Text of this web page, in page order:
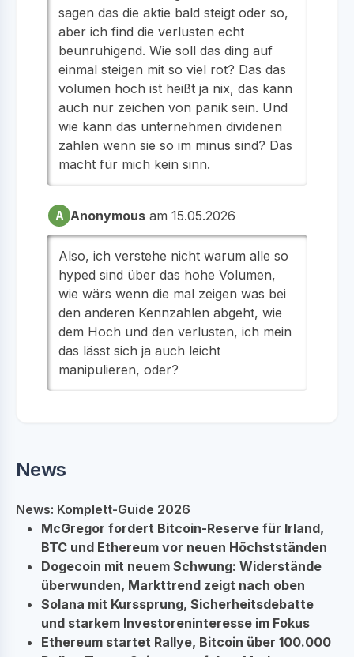
sagen das die aktie bald steigt oder so,
aber ich find die verlusten echt
beunruhigend. Wie soll das ding auf
einmal steigen mit so viel rot? Das das
volumen hoch ist heißt ja nix, das kann
auch nur zeichen von panik sein. Und
wie kann das unternehmen dividenen
zahlen wenn sie so im minus sind? Das
macht für mich kein sinn.
A Anonymous am 15.05.2026
Also, ich verstehe nicht warum alle so
hyped sind über das hohe Volumen,
wie wärs wenn die mal zeigen was bei
den anderen Kennzahlen abgeht, wie
dem Hoch und den verlusten, ich mein
das lässt sich ja auch leicht
manipulieren, oder?
News
News: Komplett-Guide 2026
McGregor fordert Bitcoin-Reserve für Irland,
BTC und Ethereum vor neuen Höchstständen
Dogecoin mit neuem Schwung: Widerstände
überwunden, Markttrend zeigt nach oben
Solana mit Kurssprung, Sicherheitsdebatte
und starkem Investoreninteresse im Fokus
Ethereum startet Rallye, Bitcoin über 100.000